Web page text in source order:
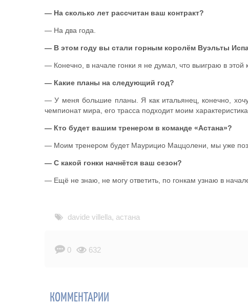
— На сколько лет рассчитан ваш контракт?
— На два года.
— В этом году вы стали горным королём Вуэльты
— Конечно, в начале гонки я не думал, что выиграю в этой
— Какие планы на следующий год?
— У меня большие планы. Я как итальянец, конечно, хочу
чемпионат мира, его трасса подходит моим
— Кто будет вашим тренером в команде «Астана»?
— Моим тренером будет Маурицио Маццолени, мы уже
— С какой гонки начнётся ваш сезон?
— Ещё не знаю, не могу ответить, по гонкам узнаю в
davide villella, астана
0 632
КОММЕНТАРИИ